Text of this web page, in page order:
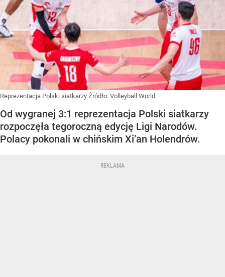
Reprezentacja Polski siatkarzy Źródło: Volleyball World
Od wygranej 3:1 reprezentacja Polski siatkarzy
rozpoczęła tegoroczną edycję Ligi Narodów.
Polacy pokonali w chińskim Xi’an Holendrów.